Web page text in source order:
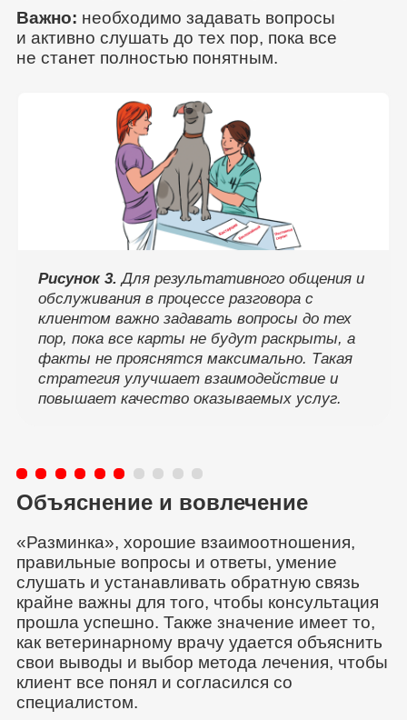
Важно: необходимо задавать вопросы
и активно слушать до тех пор, пока все
не станет полностью понятным.
Рисунок 3.Для результативного общения и
обслуживания в процессе разговора с
клиентом важно задавать вопросы до тех
пор, пока все карты не будут раскрыты, а
факты не прояснятся максимально. Такая
стратегия улучшает взаимодействие и
повышает качество оказываемых услуг.
Объяснение и вовлечение
«Разминка», хорошие взаимоотношения,
правильные вопросы и ответы, умение
слушать и устанавливать обратную связь
крайне важны для того, чтобы консультация
прошла успешно. Также значение имеет то,
как ветеринарному врачу удается объяснить
свои выводы и выбор метода лечения, чтобы
клиент все понял и согласился со
специалистом.